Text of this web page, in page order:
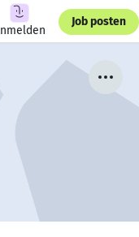
Job posten